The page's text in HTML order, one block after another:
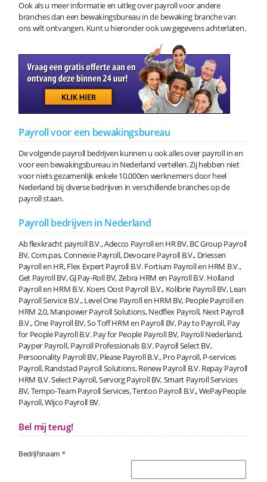
Ook als u meer informatie en uitleg over payroll voor andere
branches dan een bewakingsbureau in de bewaking branche van
ons wilt ontvangen. Kunt u hieronder ook uw gegevens achterlaten.
Payroll voor een bewakingsbureau
De volgende payroll bedrijven kunnen u ook alles over payroll in en
voor een bewakingsbureau in Nederland vertellen. Zij hebben niet
voor niets gezamenlijk enkele 10.000en werknemers door heel
Nederland bij diverse bedrijven in verschillende branches op de
payroll staan.
Payroll bedrijven in Nederland
Ab flexkracht payroll B.V., Adecco Payroll en HR BV, BC Group Payroll
BV, Com.pas, Connexie Payroll, Devocare Payroll B.V., Driessen
Payroll en HR, Flex Expert Payroll B.V. Fortium Payroll en HRM B.V.,
Get Payroll BV, GJ Pay-Roll BV, Zebra HRM en Payroll B.V. Holland
Payroll en HRM B.V. Koers Oost Payroll B.V., Kolibrie Payroll BV, Lean
Payroll Service B.V., Level One Payroll en HRM BV, People Payroll en
HRM 2.0, Manpower Payroll Solutions, Nedflex Payroll, Next Payroll
B.V., One Payroll BV, So Toff HRM en Payroll BV, Pay to Payroll, Pay
for People Payroll B.V. Pay for People Payroll BV, Payroll Nederland,
Payper Payroll, Payroll Professionals B.V. Payroll Select BV,
Persoonality Payroll BV, Please Payroll B.V., Pro Payroll, P-services
Payroll, Randstad Payroll Solutions, Renew Payroll B.V. Repay Payroll
HRM B.V. Select Payroll, Servorg Payroll BV, Smart Payroll Services
BV, Tempo-Team Payroll Services, Tentoo Payroll B.V., WePayPeople
Payroll, Wijco Payroll BV.
Bel mij terug!
Bedrijfsnaam *